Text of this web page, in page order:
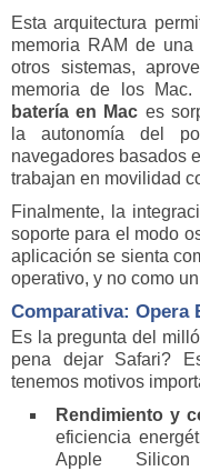
Esta arquitectura
memoria RAM de
otros sistemas,
memoria de los Mac.
batería en Mac es
la autonomía del
navegadores basados
trabajan en movilidad
Finalmente, la
soporte para el modo
aplicación se sienta
operativo, y no como
Comparativa: Opera
Es la pregunta del
pena dejar Safari?
tenemos motivos
Rendimiento y
eficiencia
Apple